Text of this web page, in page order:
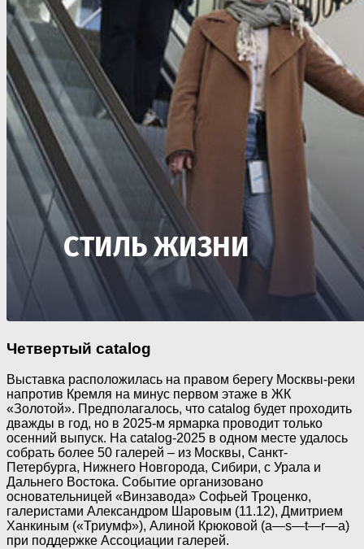
Четвертый catalog
Выставка расположилась на правом берегу Москвы-реки
напротив Кремля на минус первом этаже в ЖК
«Золотой». Предполагалось, что catalog будет проходить
дважды в год, но в 2025-м ярмарка проводит только
осенний выпуск. На catalog-2025 в одном месте удалось
собрать более 50 галерей – из Москвы, Санкт-
Петербурга, Нижнего Новгорода, Сибири, с Урала и
Дальнего Востока. Событие организовано
основательницей «Винзавода» Софьей Троценко,
галеристами Александром Шаровым (11.12), Дмитрием
Ханкиным («Триумф»), Алиной Крюковой (a—s—t—r—a)
при поддержке Ассоциации галерей.